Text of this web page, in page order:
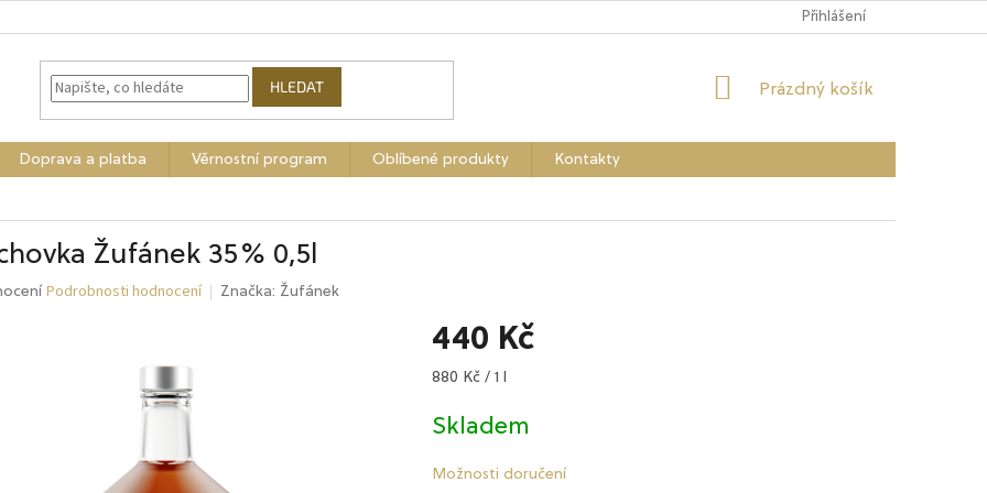
Přihlášení
HLEDAT
NÁKUPNÍ
Prázdný košík
Doprava a platba Věrnostní program Oblíbené produkty Kontakty
Žufánek 35% 0,5l
Podrobnosti hodnocení Značka: Žufánek
440 Kč
Měrná
880 Kč / 1 l
Skladem
Možnosti doručení